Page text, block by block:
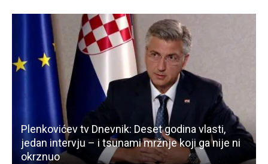
Plenkovićev tv Dnevnik: Deset godina vlasti,
jedan intervju – i tsunami mržnje koji ga nije ni
okrznuo